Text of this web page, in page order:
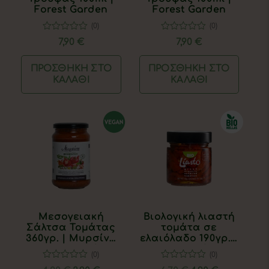
Forest Garden
of
5
(0)
7,90 €
ΠΡΟΣΘΉΚΗ ΣΤΟ
ΚΑΛΆΘΙ
Forest Garden
of
5
(0)
7,90 €
ΠΡΟΣΘΉΚΗ ΣΤΟ
ΚΑΛΆΘΙ
Μεσογειακή
Σάλτσα Τομάτας
360γρ. | Μυρσίνη
Βελβεντού
0
(0)
Βιολογική λιαστή
τομάτα σε
ελαιόλαδο 190γρ. |
Λιαστό
0
(0)